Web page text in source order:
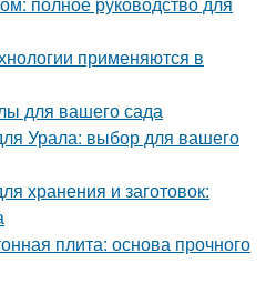
применяются в
для вашего сада
Урала: выбор для вашего
хранения и заготовок:
плита: основа прочного